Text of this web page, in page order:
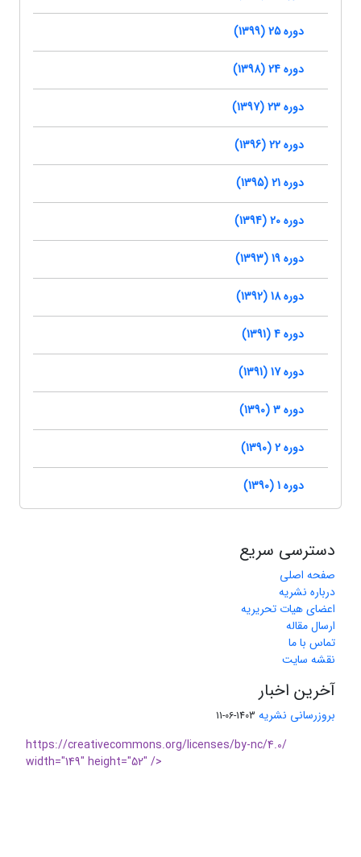
دوره 25 (1399)
دوره 24 (1398)
دوره 23 (1397)
دوره 22 (1396)
دوره 21 (1395)
دوره 20 (1394)
دوره 19 (1393)
دوره 18 (1392)
دوره 4 (1391)
دوره 17 (1391)
دوره 3 (1390)
دوره 2 (1390)
دوره 1 (1390)
دسترسی سریع
صفحه اصلی
درباره نشریه
اعضای هیات تحریریه
ارسال مقاله
تماس با ما
نقشه سایت
آخرین اخبار
بروزرسانی نشریه 1403-06-11
https://creativecommons.org/licenses/by-nc/4.0/
width="149" height="52" />